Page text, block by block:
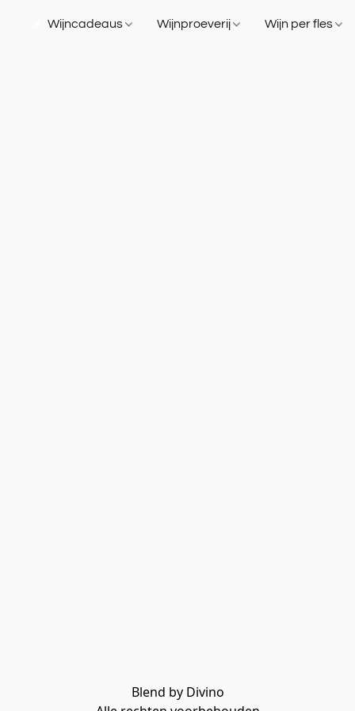
Wijncadeaus Wijnproeverij Wijn per fles
Blend by Divino